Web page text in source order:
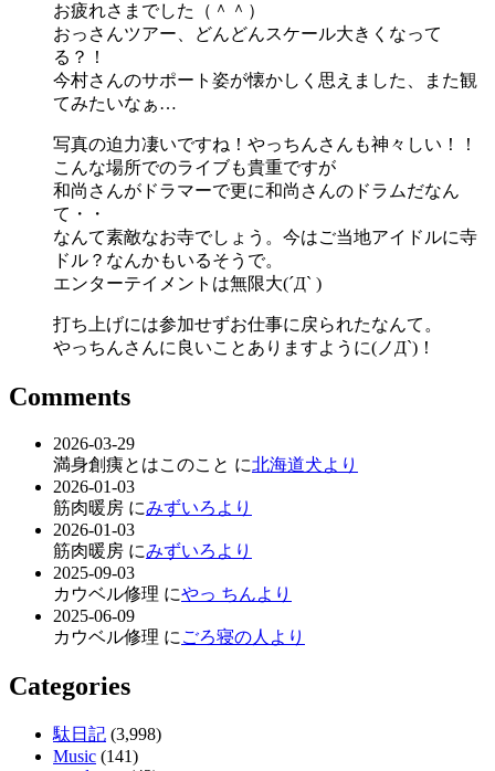
お疲れさまでした（＾＾）
おっさんツアー、どんどんスケール大きくなって
る？！
今村さんのサポート姿が懐かしく思えました、また観
てみたいなぁ…
写真の迫力凄いですね！やっちんさんも神々しい！！
こんな場所でのライブも貴重ですが
和尚さんがドラマーで更に和尚さんのドラムだなん
て・・
なんて素敵なお寺でしょう。今はご当地アイドルに寺
ドル？なんかもいるそうで。
エンターテイメントは無限大(´Д` )
打ち上げには参加せずお仕事に戻られたなんて。
やっちんさんに良いことありますように(ノД`)！
Comments
2026-03-29
満身創痍とはこのこと に北海道犬より
2026-01-03
筋肉暖房 にみずいろより
2026-01-03
筋肉暖房 にみずいろより
2025-09-03
カウベル修理 にやっ ちんより
2025-06-09
カウベル修理 に ごろ寝の人より
Categories
駄日記 (3,998)
Music (141)